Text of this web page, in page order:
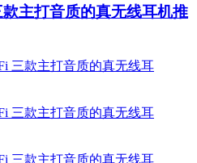
主打音质的真无线耳机推